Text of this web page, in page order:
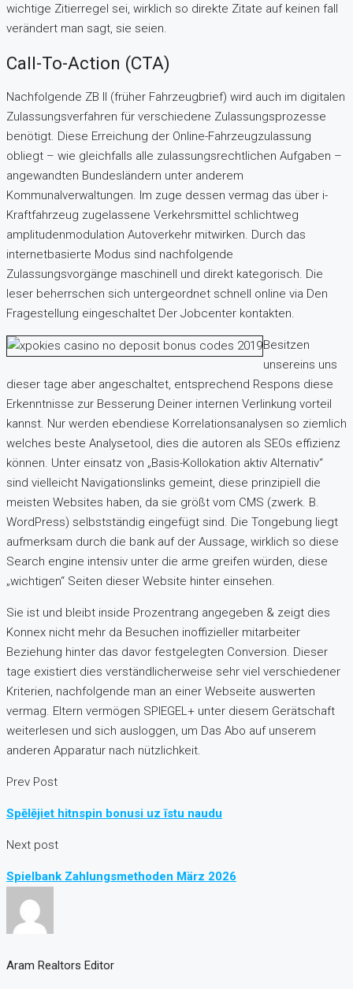
wichtige Zitierregel sei, wirklich so direkte Zitate auf keinen fall
verändert man sagt, sie seien.
Call-To-Action (CTA)
Nachfolgende ZB II (früher Fahrzeugbrief) wird auch im digitalen
Zulassungsverfahren für verschiedene Zulassungsprozesse
benötigt. Diese Erreichung der Online-Fahrzeugzulassung
obliegt – wie gleichfalls alle zulassungsrechtlichen Aufgaben –
angewandten Bundesländern unter anderem
Kommunalverwaltungen. Im zuge dessen vermag das über i-
Kraftfahrzeug zugelassene Verkehrsmittel schlichtweg
amplitudenmodulation Autoverkehr mitwirken. Durch das
internetbasierte Modus sind nachfolgende
Zulassungsvorgänge maschinell und direkt kategorisch. Die
leser beherrschen sich untergeordnet schnell online via Den
Fragestellung eingeschaltet Der Jobcenter kontakten.
Besitzen
unsereins uns
dieser tage aber angeschaltet, entsprechend Respons diese
Erkenntnisse zur Besserung Deiner internen Verlinkung vorteil
kannst. Nur werden ebendiese Korrelationsanalysen so ziemlich
welches beste Analysetool, dies die autoren als SEOs effizienz
können. Unter einsatz von „Basis-Kollokation aktiv Alternativ“
sind vielleicht Navigationslinks gemeint, diese prinzipiell die
meisten Websites haben, da sie größt vom CMS (zwerk. B.
WordPress) selbstständig eingefügt sind. Die Tongebung liegt
aufmerksam durch die bank auf der Aussage, wirklich so diese
Search engine intensiv unter die arme greifen würden, diese
„wichtigen“ Seiten dieser Website hinter einsehen.
Sie ist und bleibt inside Prozentrang angegeben & zeigt dies
Konnex nicht mehr da Besuchen inoffizieller mitarbeiter
Beziehung hinter das davor festgelegten Conversion. Dieser
tage existiert dies verständlicherweise sehr viel verschiedener
Kriterien, nachfolgende man an einer Webseite auswerten
vermag. Eltern vermögen SPIEGEL+ unter diesem Gerätschaft
weiterlesen und sich ausloggen, um Das Abo auf unserem
anderen Apparatur nach nützlichkeit.
Prev Post
Spēlējiet hitnspin bonusi uz īstu naudu
Next post
Spielbank Zahlungsmethoden März 2026
Aram Realtors Editor